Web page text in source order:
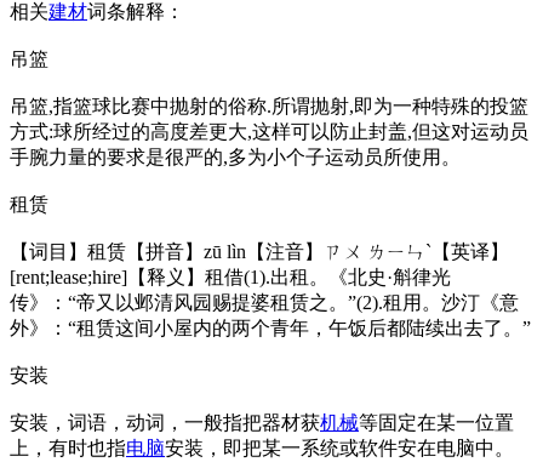
相关建材词条解释：
吊篮
吊篮,指篮球比赛中抛射的俗称.所谓抛射,即为一种特殊的投篮
方式:球所经过的高度差更大,这样可以防止封盖,但这对运动员
手腕力量的要求是很严的,多为小个子运动员所使用。
租赁
【词目】租赁【拼音】zū lìn【注音】ㄗㄨ ㄌㄧㄣˋ【英译】
[rent;lease;hire]【释义】租借(1).出租。《北史·斛律光
传》：“帝又以邺清风园赐提婆租赁之。”(2).租用。沙汀《意
外》：“租赁这间小屋内的两个青年，午饭后都陆续出去了。”
安装
安装，词语，动词，一般指把器材获机械等固定在某一位置
上，有时也指电脑安装，即把某一系统或软件安在电脑中。